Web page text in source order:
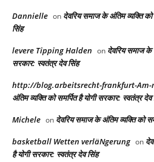
Dannielle on देवरिय समाज के अंतिम व्यक्ति
सिंह
levere Tipping Halden on देवरिय समाज के
सरकार: स्वतंत्र देव सिंह
http://blog.arbeitsrecht-frankfurt-
अंतिम व्यक्ति को समर्पित है योगी सरकार: स्वतंत्र देव
Michele on देवरिय समाज के अंतिम व्यक्ति को
basketball Wetten verläNgerung on
है योगी सरकार: स्वतंत्र देव सिंह